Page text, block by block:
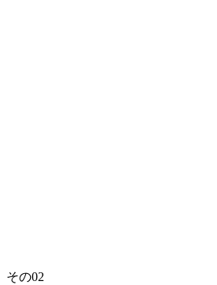
その02